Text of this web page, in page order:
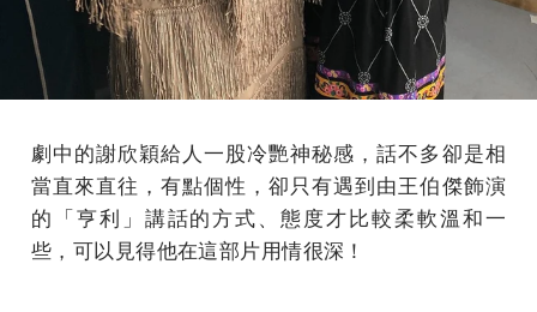
劇中的謝欣穎給人一股冷艷神秘感，話不多卻是相
當直來直往，有點個性，卻只有遇到由王伯傑飾演
的「亨利」講話的方式、態度才比較柔軟溫和一
些，可以見得他在這部片用情很深！